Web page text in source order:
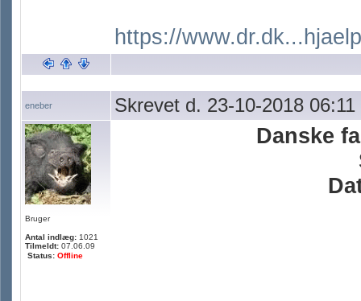
https://
eneber Skrevet d. 23-10-2018 06:11
Bruger
Antal indlæg: 1021
Tilmeldt: 07.06.09
Status: Offline
Danske